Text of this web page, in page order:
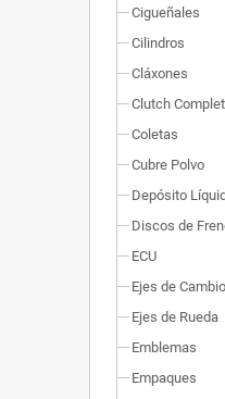
Cigueñales
Cilindros
Cláxones
Clutch
Coletas
Cubre Polvo
Depósito
Discos de
ECU
Ejes de
Ejes de Rueda
Emblemas
Empaques